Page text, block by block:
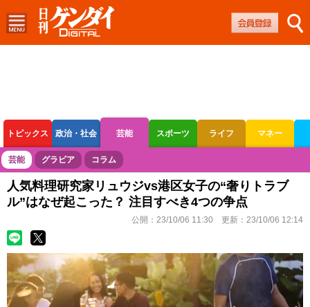
トピックス 政治・社会 芸能 スポーツ ライフ マネー
ボートレース 競輪 オートレース
芸能 グラビア コラム
人気料理研究家リュウジvs港区女子の“奢りトラブ
ル”はなぜ起こった？ 注目すべき4つの争点
公開： 23/10/06 11:30 更新： 23/10/06 12:14